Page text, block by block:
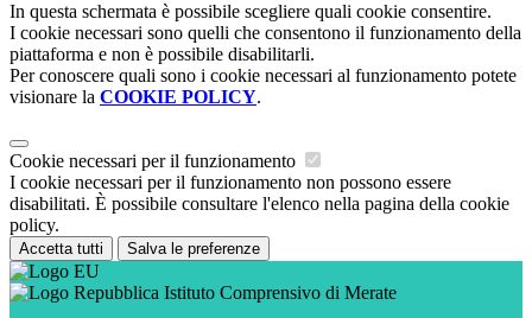
In questa schermata è possibile scegliere quali cookie consentire.
I cookie necessari sono quelli che consentono il funzionamento della
piattaforma e non è possibile disabilitarli.
Per conoscere quali sono i cookie necessari al funzionamento potete
visionare la COOKIE POLICY.
Cookie necessari per il funzionamento
I cookie necessari per il funzionamento non possono essere
disabilitati. È possibile consultare l'elenco nella pagina della cookie
policy.
Accetta tutti Salva le preferenze
Istituto Comprensivo di Merate